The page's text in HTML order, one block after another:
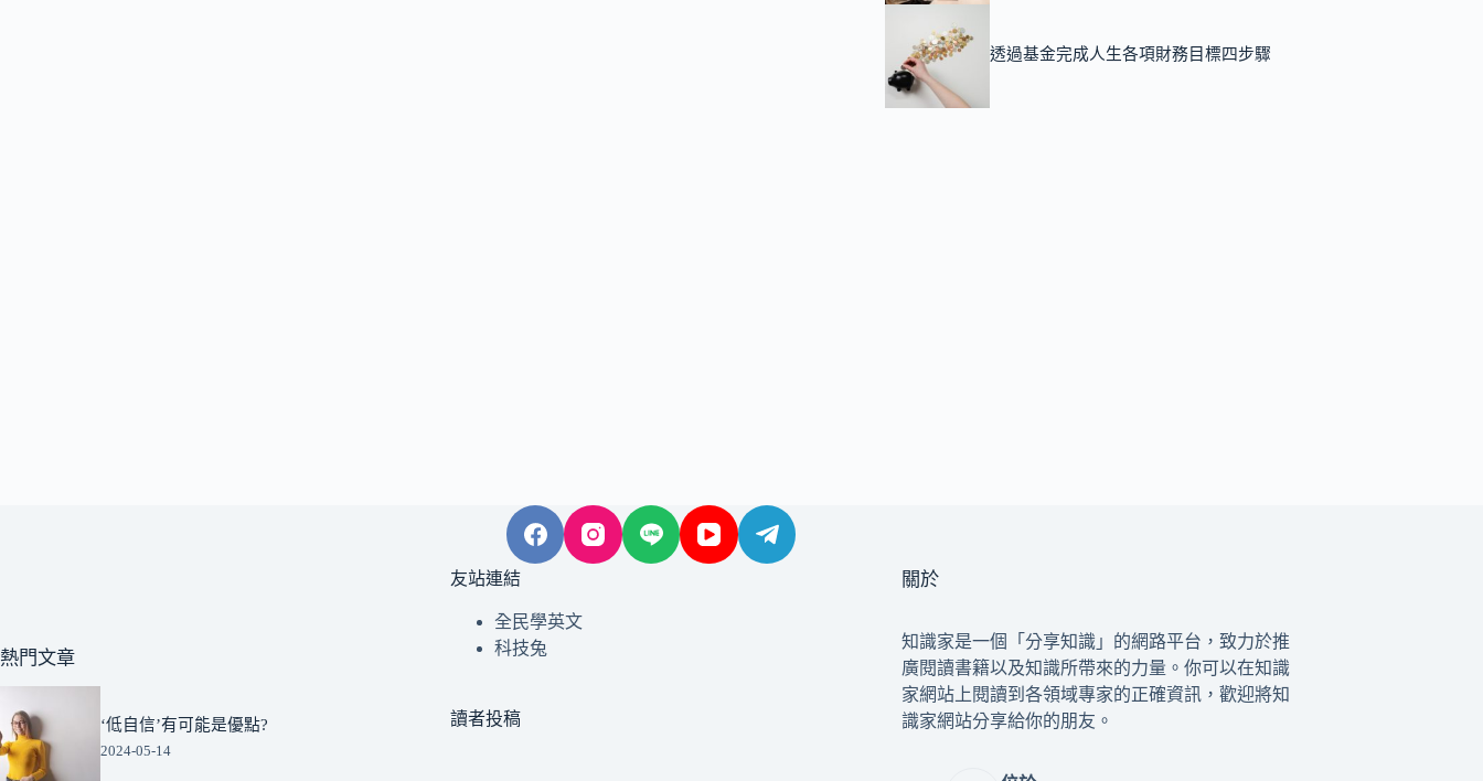
透過基金完成人生各項財務目標四步驟
熱門文章
‘低自信’有可能是優點?
2024-05-14
友站連結
全民學英文
科技兔
讀者投稿
關於
知識家是一個「分享知識」的網路平台，致力於推
廣閱讀書籍以及知識所帶來的力量。你可以在知識
家網站上閱讀到各領域專家的正確資訊，歡迎將知
識家網站分享給你的朋友。